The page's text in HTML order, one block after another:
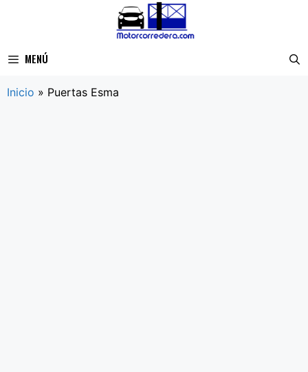
MENÚ
Inicio » Puertas Esma